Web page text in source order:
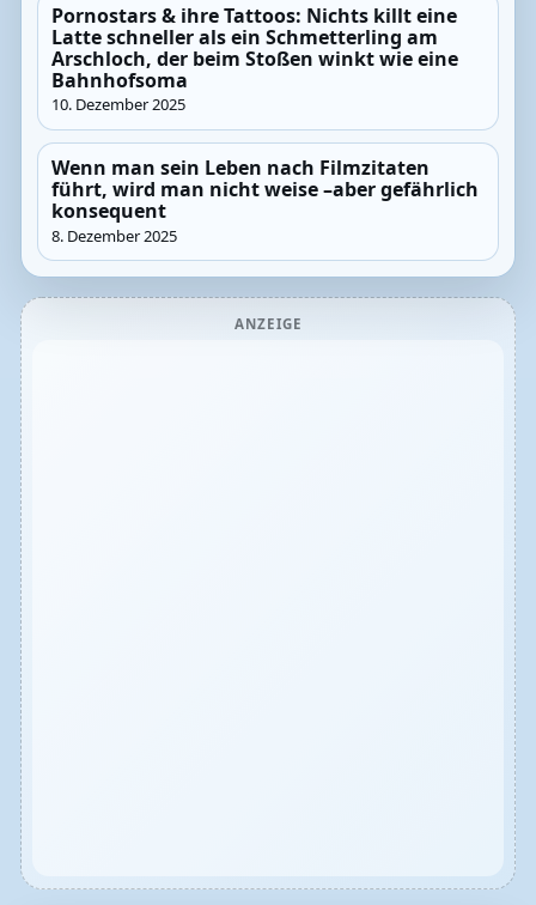
Pornostars & ihre Tattoos: Nichts killt eine
Latte schneller als ein Schmetterling am
Arschloch, der beim Stoßen winkt wie eine
Bahnhofsoma
10. Dezember 2025
Wenn man sein Leben nach Filmzitaten
führt, wird man nicht weise –aber gefährlich
konsequent
8. Dezember 2025
ANZEIGE